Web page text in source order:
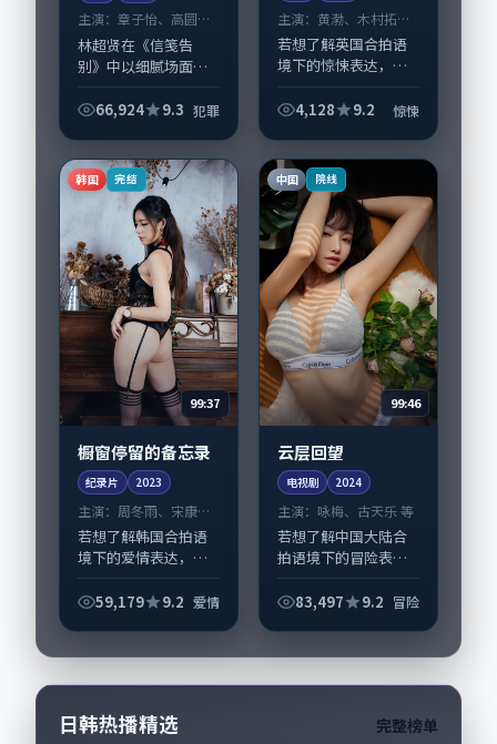
主演： 章子怡、高圆圆
等
林超贤在《信笺告
别》中以细腻场面调
子怡、高圆圆领衔的
国台湾完成制作协
同，2022-12-2...
66,924 9.3 犯罪
主演： 黄渤、木村拓哉
等
若想了解英国合拍语
境下的惊悚表达，
得关注：剧情侧重人
哉与配角群戏并重。
影片2024年面世后...
4,128 9.2 惊悚
韩国 完结
99:37
橱窗停留的备忘录
纪录片 2023
主演： 周冬雨、宋康昊
等
若想了解韩国合拍语
境下的爱情表达，
录》值得关注：剧情
雨、宋康昊与配角群
戏并重。影片2023年
59,179 9.2 爱情
中国 院线
99:46
云层回望
电视剧 2024
主演： 咏梅、古天乐 等
若想了解中国大陆合
拍语境下的冒险表
得关注：剧情侧重人
与配角群戏并重。影
片2024年面世后在...
83,497 9.2 冒险
日韩热播精选 完整榜单